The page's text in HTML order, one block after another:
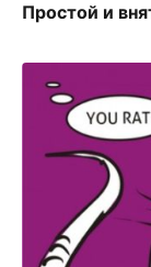
Простой и